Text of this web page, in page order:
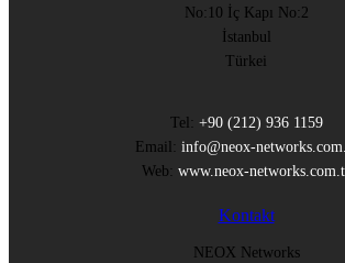
No:10 İç Kapı No:2
İstanbul
Türkei
Tel: +90 (212) 936 1159
Email: info@neox-
Web: www.neox-
Kontakt
NEOX Networks